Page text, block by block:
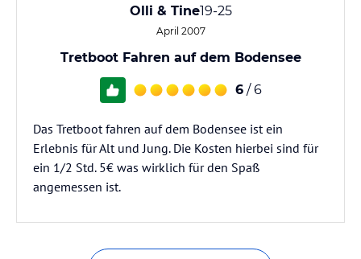
Olli & Tine19-25
April 2007
Tretboot Fahren auf dem Bodensee
6 / 6
Das Tretboot fahren auf dem Bodensee ist ein
Erlebnis für Alt und Jung. Die Kosten hierbei sind für
ein 1/2 Std. 5€ was wirklich für den Spaß
angemessen ist.